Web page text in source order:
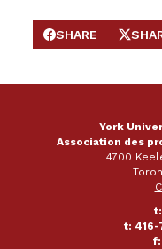
SHARE ON
SHARE
SHARE
York
Association des
4700
t: 416-
f: